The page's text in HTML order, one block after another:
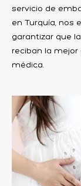
servicio de
en Turquía, nos
garantizar que
reciban la
médica.